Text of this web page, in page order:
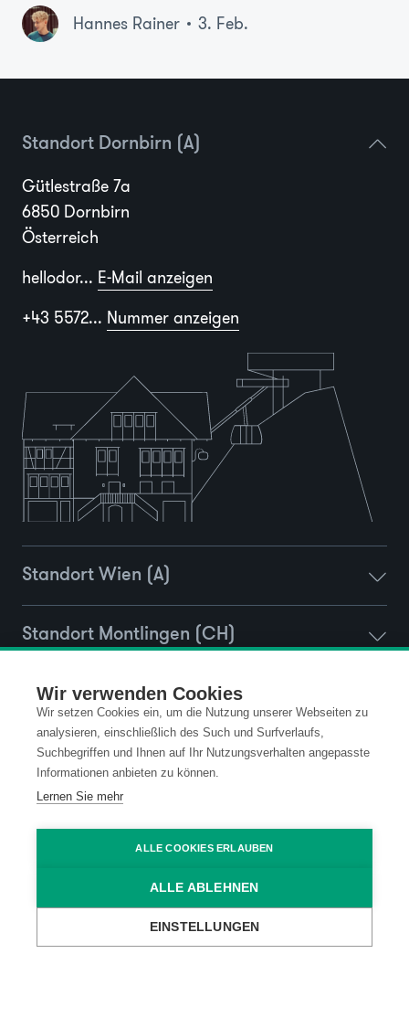
Wir verwenden Cookies
Wir setzen Cookies ein, um die Nutzung unserer Webseiten zu
analysieren, einschließlich des Such und Surfverlaufs,
Suchbegriffen und Ihnen auf Ihr Nutzungsverhalten angepasste
Informationen anbieten zu können.
Lernen Sie mehr
ALLE COOKIES ERLAUBEN
ALLE ABLEHNEN
EINSTELLUNGEN
Hannes Rainer 3. Feb.
Standort Dornbirn (A)
Gütlestraße 7a
6850 Dornbirn
Österreich
hellodor... E-Mail anzeigen
+43 5572... Nummer anzeigen
Standort Wien (A)
Standort Montlingen (CH)
Standort Vaduz (FL)
Standort Ravensburg (D)
Newsletter Anmeldung
Datenschutz